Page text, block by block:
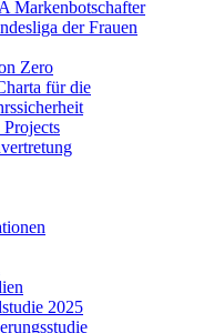
Markenbotschafter
der Frauen
Zero
für die
2025